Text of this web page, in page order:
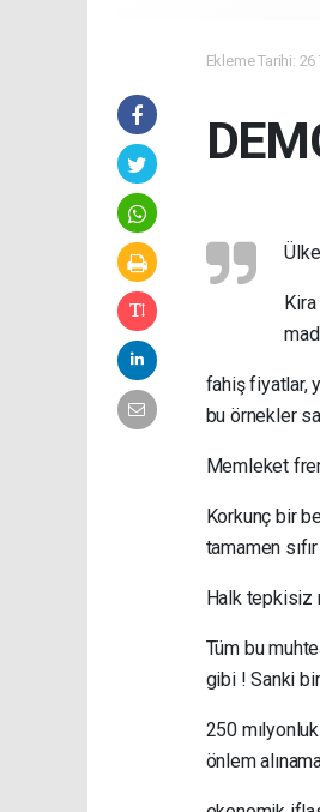
Ekleme Tarihi:
fahiş fiyatlar,
bu örnekler
Memleket
Korkunç bir
tamamen
Halk tepkisiz
Tüm bu
gibi ! Sanki
250
önlem